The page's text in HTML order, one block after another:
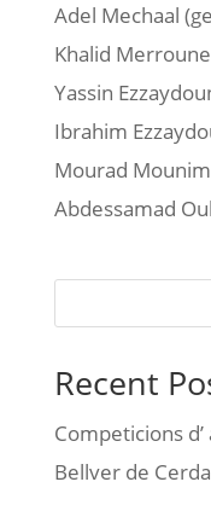
Adel Mechaal
Khalid
Yassin
Ibrahim
Mourad
Abdessamad
Recent
Competicions
Bellver de